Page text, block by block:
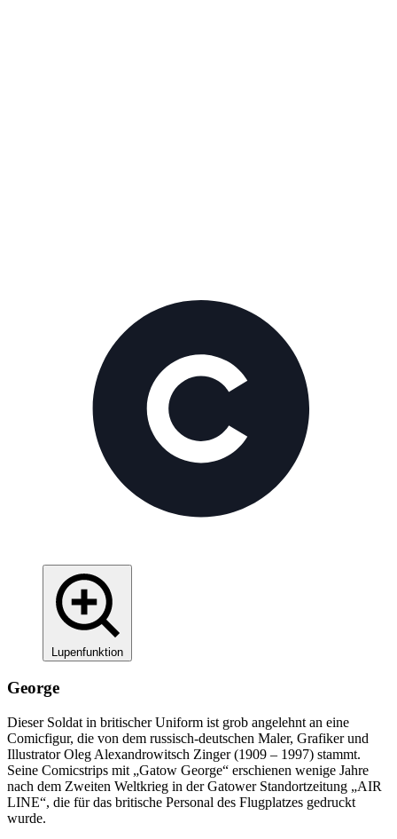
Lupenfunktion
George
Dieser Soldat in britischer Uniform ist grob angelehnt an eine
Comicfigur, die von dem russisch-deutschen Maler, Grafiker und
Illustrator Oleg Alexandrowitsch Zinger (1909 – 1997) stammt.
Seine Comicstrips mit „Gatow George“ erschienen wenige Jahre
nach dem Zweiten Weltkrieg in der Gatower Standortzeitung „AIR
LINE“, die für das britische Personal des Flugplatzes gedruckt
wurde.